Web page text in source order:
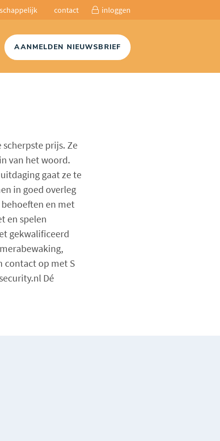
inloggen
contact
AANMELDEN NIEUWSBRIEF
prijs. Ze
van het woord.
gaat ze te
in goed overleg
en met
en spelen
gekwalificeerd
contact op met S
Dé